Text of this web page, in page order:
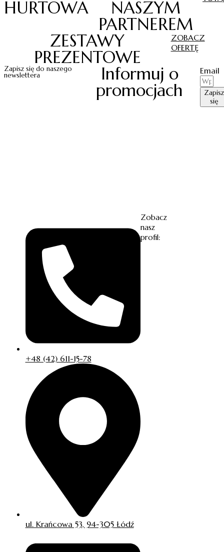
HURTOWA
NASZYM
PARTNEREM
ZESTAWY
PREZENTOWE
ZOBACZ
OFERTĘ
Zapisz się do naszego
newslettera
Informuj o
promocjach
Email
Zapisz
się
+48 (42) 611-15-78
ul. Krańcowa 53, 94-305 Łódź
Zobacz
nasz
profil: